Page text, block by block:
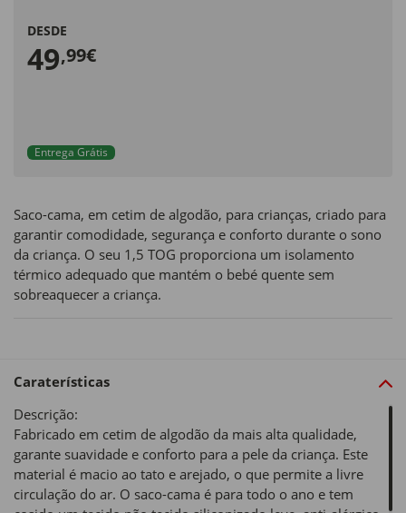
DESDE
49,99€
Entrega Grátis
Saco-cama, em cetim de algodão, para crianças, criado para
garantir comodidade, segurança e conforto durante o sono
da criança. O seu 1,5 TOG proporciona um isolamento
térmico adequado que mantém o bebé quente sem
sobreaquecer a criança.
Caraterísticas
Descrição:
Fabricado em cetim de algodão da mais alta qualidade,
garante suavidade e conforto para a pele da criança. Este
material é macio ao tato e arejado, o que permite a livre
circulação do ar. O saco-cama é para todo o ano e tem